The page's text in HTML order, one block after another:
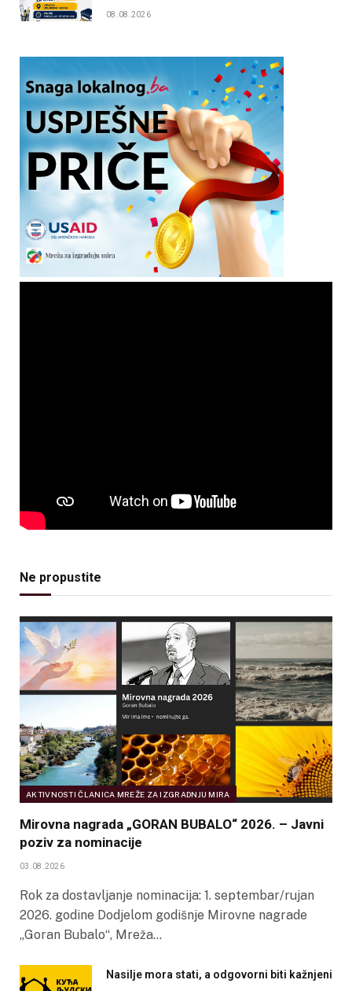
08.08.2026
Ne propustite
AKTIVNOSTI ČLANICA MREŽE ZA IZGRADNJU MIRA
Mirovna nagrada „GORAN BUBALO“ 2026. – Javni
poziv za nominacije
03.08.2026
Rok za dostavljanje nominacija: 1. septembar/rujan
2026. godine Dodjelom godišnje Mirovne nagrade
„Goran Bubalo“, Mreža…
Nasilje mora stati, a odgovorni biti kažnjeni